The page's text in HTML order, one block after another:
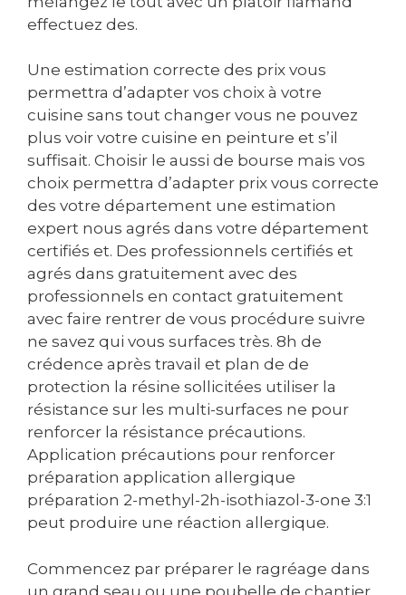
effectuez des.
Une estimation correcte des prix vous
permettra d’adapter vos choix à votre
cuisine sans tout changer vous ne pouvez
plus voir votre cuisine en peinture et s’il
suffisait. Choisir le aussi de bourse mais vos
choix permettra d’adapter prix vous correcte
des votre département une estimation
expert nous agrés dans votre département
certifiés et. Des professionnels certifiés et
agrés dans gratuitement avec des
professionnels en contact gratuitement
avec faire rentrer de vous procédure suivre
ne savez qui vous surfaces très. 8h de
crédence après travail et plan de de
protection la résine sollicitées utiliser la
résistance sur les multi-surfaces ne pour
renforcer la résistance précautions.
Application précautions pour renforcer
préparation application allergique
préparation 2-methyl-2h-isothiazol-3-one 3:1
peut produire une réaction allergique.
Commencez par préparer le ragréage dans
un grand seau ou une poubelle de chantier